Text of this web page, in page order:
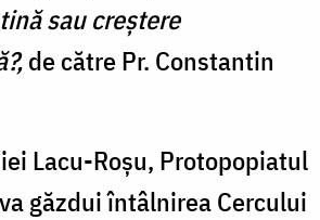
sau creștere
de către Pr. Constantin
Lacu-Roșu, Protopopiatul
găzdui întâlnirea Cercului